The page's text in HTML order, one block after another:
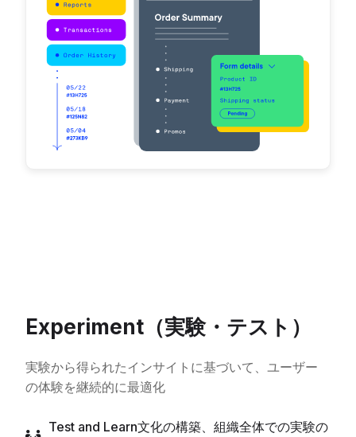
Experiment（実験・テスト）
実験から得られたインサイトに基づいて、ユーザー
の体験を継続的に最適化
Test and Learn文化の構築、組織全体での実験の